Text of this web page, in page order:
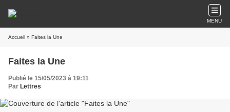
MENU
Accueil » Faites la Une
Faites la Une
Publié le 15/05/2023 à 19:11
Par Lettres